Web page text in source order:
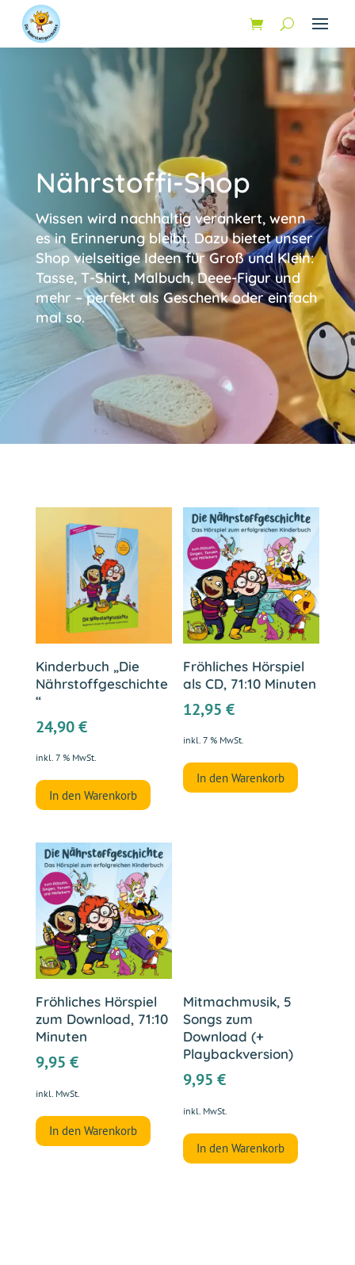
Nährstoffi-Shop
Wissen wird nachhaltig verankert, wenn
es in Erinnerung bleibt. Dazu bietet unser
Shop vielseitige Ideen für Groß und Klein:
Tasse, T-Shirt, Malbuch, Deee-Figur und
mehr – perfekt als Geschenk oder einfach
mal so.
Kinderbuch „Die
Nährstoffgeschichte
“
24,90€
inkl. 7 % MwSt.
In den Warenkorb
Fröhliches Hörspiel
als CD, 71:10 Minuten
12,95€
inkl. 7 % MwSt.
In den Warenkorb
Fröhliches Hörspiel
zum Download, 71:10
Minuten
9,95 €
inkl. MwSt.
In den Warenkorb
Mitmachmusik, 5
Songs zum
Download (+
Playbackversion)
9,95€
inkl. MwSt.
In den Warenkorb